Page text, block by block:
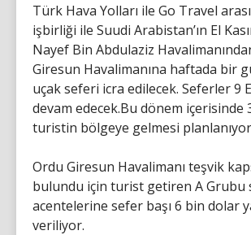
Türk Hava Yolları ile Go Travel
işbirliği ile Suudi Arabistan’ın El
Nayef Bin Abdulaziz
Giresun Havalimanına haftada bir
uçak seferi icra edilecek. Seferler 9
devam edecek.Bu dönem içerisinde
turistin bölgeye gelmesi
Ordu Giresun Havalimanı teşvik
bulundu için turist getiren A Grubu
acentelerine sefer başı 6 bin dolar
veriliyor.